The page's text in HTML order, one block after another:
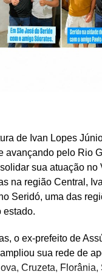
decidiu manter a
de consultar
autorizou sua
Neto, de uma
Marcos
não prosperou.
pelo
nove o
coligação
alternativa
de Ivan Lopes
avançando pelo Rio
sua atuação no
na região Central,
Seridó, uma das
estado.
o ex-prefeito de
sua rede de
Cruzeta, Florânia,